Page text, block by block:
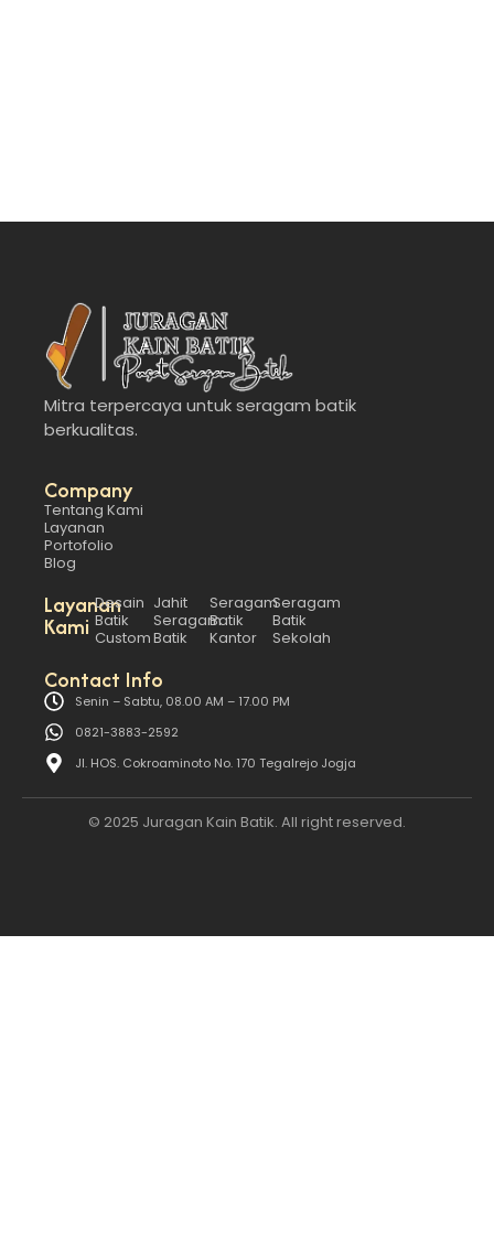
Mitra terpercaya untuk seragam batik
berkualitas.
Company
Tentang Kami
Layanan
Portofolio
Blog
Layanan
Kami
Desain
Batik
Custom
Jahit
Seragam
Batik
Seragam
Batik
Kantor
Seragam
Batik
Sekolah
Contact Info
Senin – Sabtu, 08.00 AM – 17.00 PM
0821-3883-2592
Jl. HOS. Cokroaminoto No. 170 Tegalrejo Jogja
© 2025 Juragan Kain Batik. All right reserved.